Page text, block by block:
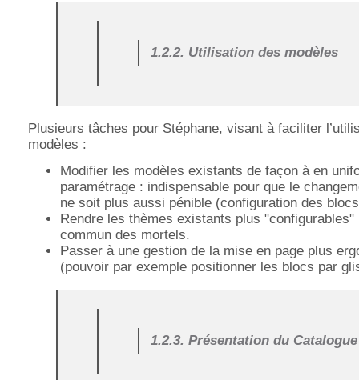
1.2.2. Utilisation des modèles
Plusieurs tâches pour Stéphane, visant à faciliter
modèles :
Modifier les modèles existants de façon à en
paramétrage : indispensable pour que le
ne soit plus aussi pénible (configuration des
Rendre les thèmes existants plus "configurables"
commun des mortels.
Passer à une gestion de la mise en page plus
(pouvoir par exemple positionner les blocs par
1.2.3. Présentation du Catalogue